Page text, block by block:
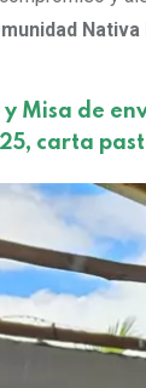
Misa de
carta